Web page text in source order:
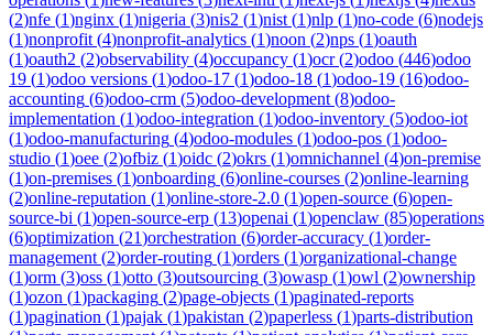
(2)nfe (1)nginx (1)nigeria (3)nis2 (1)nist (1)nlp (1)no-code (6)nodejs
(1)nonprofit (4)nonprofit-analytics (1)noon (2)nps (1)oauth
(1)oauth2 (2)observability (4)occupancy (1)ocr(2)odoo (446)odoo
19 (1)odoo versions (1)odoo-17 (1)odoo-18 (1)odoo-19 (16)odoo-
accounting (6)odoo-crm (5)odoo-development (8)odoo-
implementation (1)odoo-integration (1)odoo-inventory (5)odoo-iot
(1)odoo-manufacturing (4)odoo-modules (1)odoo-pos (1)odoo-
studio (1)oee (2)ofbiz (1)oidc (2)okrs (1)omnichannel (4)on-premise
(1)on-premises (1)onboarding (6)online-courses (2)online-learning
(2)online-reputation (1)online-store-2.0 (1)open-source (6)open-
source-bi (1)open-source-erp (13)openai (1)openclaw (85)operations
(6)optimization (21)orchestration (6)order-accuracy (1)order-
management (2)order-routing (1)orders (1)organizational-change
(1)orm (3)oss (1)otto (3)outsourcing (3)owasp (1)owl (2)ownership
(1)ozon (1)packaging (2)page-objects (1)paginated-reports
(1)pagination (1)pajak (1)pakistan (2)paperless (1)parts-distribution